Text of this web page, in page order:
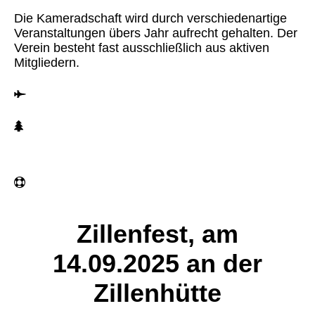
Die Kameradschaft wird durch verschiedenartige
Veranstaltungen übers Jahr aufrecht gehalten. Der
Verein besteht fast ausschließlich aus aktiven
Mitgliedern.
Zillenfest, am
14.09.2025 an der
Zillenhütte